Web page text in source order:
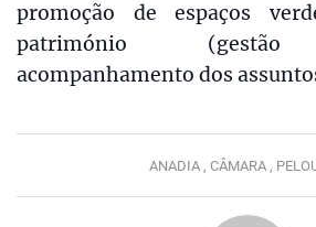
promoção de espaços
património (gestão
acompanhamento dos
ANADIA , CÂMARA ,